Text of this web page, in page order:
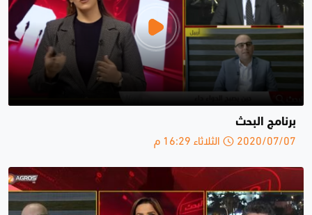
برنامج البحث
2020/07/07 الثلاثاء 16:29 م